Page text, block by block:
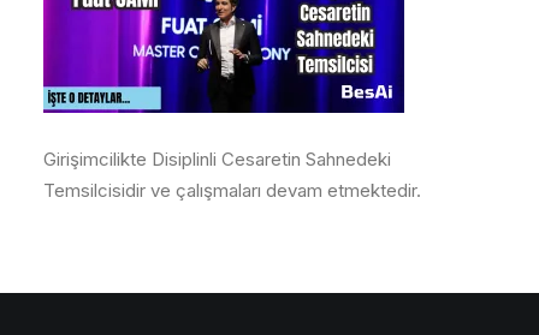
Girişimcilikte Disiplinli Cesaretin Sahnedeki
Temsilcisidir ve çalışmaları devam etmektedir.